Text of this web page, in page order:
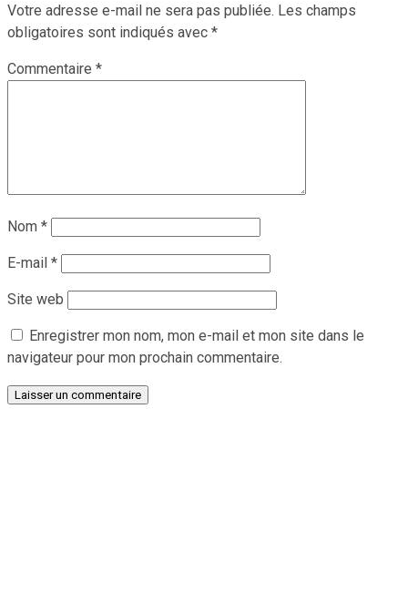
Votre adresse e-mail ne sera pas publiée. Les champs
obligatoires sont indiqués avec *
Commentaire *
Nom *
E-mail *
Site web
Enregistrer mon nom, mon e-mail et mon site dans le
navigateur pour mon prochain commentaire.